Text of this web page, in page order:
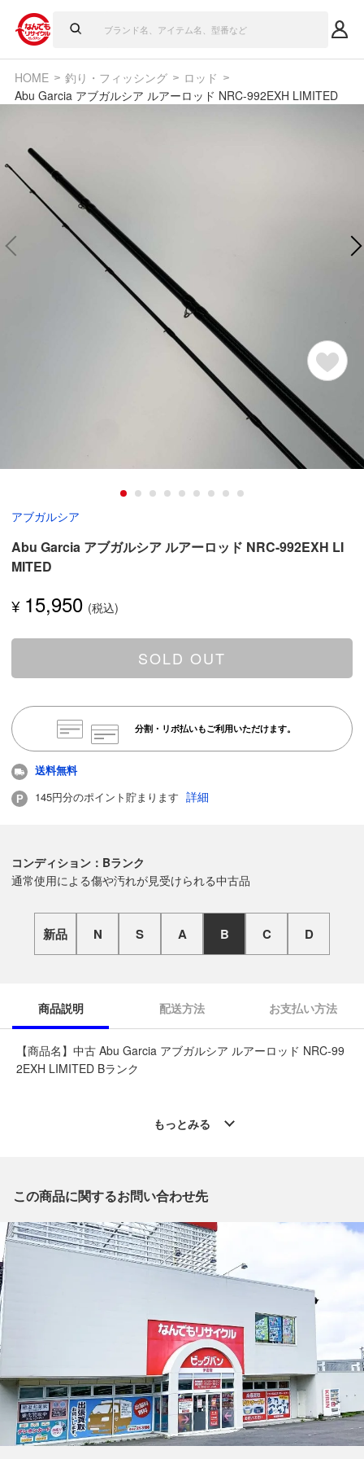
HOME 釣り・フィッシング
ロッド
Abu Garcia アブガルシア ルアーロッド NRC-992EXH LIMITED
アブガルシア
Abu Garcia アブガルシア ルアーロッド NRC-992EXH LI
MITED
¥ 15,950
SOLD OUT
分割・リボ払いもご利用いただけます。
送料無料
145円分のポイント貯まります 詳細
コンディション：Bランク
通常使用による傷や汚れが見受けられる中古品
新品 N S A B C D
商品説明 配送方法 お支払い方法
【商品名】中古 Abu Garcia アブガルシア ルアーロッド NRC-99
2EXH LIMITED Bランク
※「なんでもリサイクルビッグバン 公式オンラインストアの出
電話番号：0142-21-3196
【型番】NRC-992EXH LIMITED
通常使用による傷や汚れが見受けられる中古品
【使用予定配送業者】佐川急便 飛脚宅配便160サイズ
【こちらの商品は在庫連動システムを導入し、店頭や他ネットシ
ョップと併売を行なっておりますが、タイミングによりシステム
もっとみる
この商品に関するお問い合わせ先